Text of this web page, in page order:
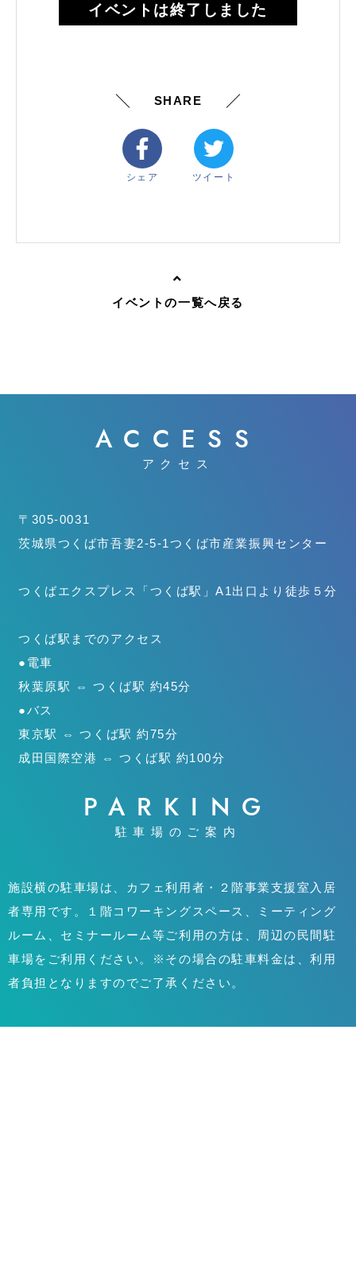
イベントは終了しました
SHARE
シェア ツイート
イベントの一覧へ戻る
ACCESS
アクセス
〒305-0031
茨城県つくば市吾妻2-5-1つくば市産業振興センター
つくばエクスプレス「つくば駅」A1出口より徒歩５分
つくば駅までのアクセス
●電車
秋葉原駅 ⇔ つくば駅 約45分
●バス
東京駅 ⇔ つくば駅 約75分
成田国際空港 ⇔ つくば駅 約100分
PARKING
駐車場のご案内
施設横の駐車場は、カフェ利用者・２階事業支援室入居
者専用です。１階コワーキングスペース、ミーティング
ルーム、セミナールーム等ご利用の方は、周辺の民間駐
車場をご利用ください。※その場合の駐車料金は、利用
者負担となりますのでご了承ください。